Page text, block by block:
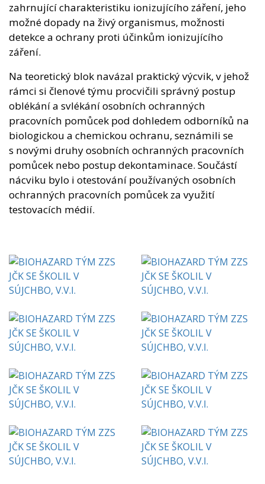
zahrnující charakteristiku ionizujícího záření, jeho
možné dopady na živý organismus, možnosti
detekce a ochrany proti účinkům ionizujícího
záření.
Na teoretický blok navázal praktický výcvik, v jehož
rámci si členové týmu procvičili správný postup
oblékání a svlékání osobních ochranných
pracovních pomůcek pod dohledem odborníků na
biologickou a chemickou ochranu, seznámili se
s novými druhy osobních ochranných pracovních
pomůcek nebo postup dekontaminace. Součástí
nácviku bylo i otestování používaných osobních
ochranných pracovních pomůcek za využití
testovacích médií.